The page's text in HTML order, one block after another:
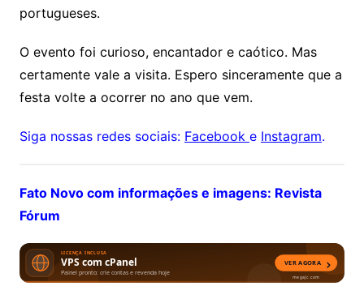
portugueses.
O evento foi curioso, encantador e caótico. Mas
certamente vale a visita. Espero sinceramente que a
festa volte a ocorrer no ano que vem.
Siga nossas redes sociais: Facebook e Instagram.
Fato Novo com informações e imagens: Revista
Fórum